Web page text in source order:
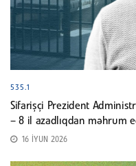
535.1
Sifarişçi Prezident
– 8 il azadlıqdan məhrum
16 İYUN 2026